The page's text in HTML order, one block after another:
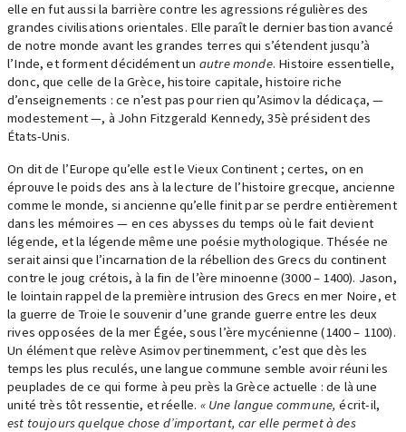
elle en fut aussi la barrière contre les agressions régulières des
grandes civilisations orientales. Elle paraît le dernier bastion avancé
de notre monde avant les grandes terres qui s’étendent jusqu’à
l’Inde, et forment décidément un autre monde. Histoire essentielle,
donc, que celle de la Grèce, histoire capitale, histoire riche
d’enseignements : ce n’est pas pour rien qu’Asimov la dédicaça, —
modestement —, à John Fitzgerald Kennedy, 35è président des
États-Unis.
On dit de l’Europe qu’elle est le Vieux Continent ; certes, on en
éprouve le poids des ans à la lecture de l’histoire grecque, ancienne
comme le monde, si ancienne qu’elle finit par se perdre entièrement
dans les mémoires — en ces abysses du temps où le fait devient
légende, et la légende même une poésie mythologique. Thésée ne
serait ainsi que l’incarnation de la rébellion des Grecs du continent
contre le joug crétois, à la fin de l’ère minoenne (3000 – 1400). Jason,
le lointain rappel de la première intrusion des Grecs en mer Noire, et
la guerre de Troie le souvenir d’une grande guerre entre les deux
rives opposées de la mer Égée, sous l’ère mycénienne (1400 – 1100).
Un élément que relève Asimov pertinemment, c’est que dès les
temps les plus reculés, une langue commune semble avoir réuni les
peuplades de ce qui forme à peu près la Grèce actuelle : de là une
unité très tôt ressentie, et réelle. « Une langue commune, écrit-il,
est toujours quelque chose d’important, car elle permet à des